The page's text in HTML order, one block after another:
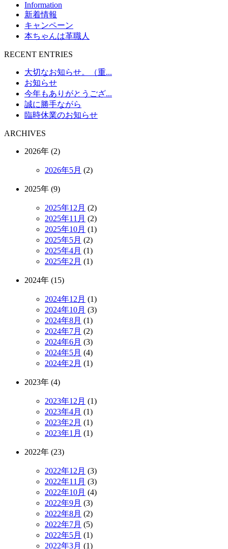
Information
新着情報
キャンペーン
本ちゃんは革職人
RECENT ENTRIES
大切なお知らせ。（重...
お知らせ
今年もありがとうござ...
誠に勝手ながら
臨時休業のお知らせ
ARCHIVES
2026年 (2)
2026年5月 (2)
2025年 (9)
2025年12月 (2)
2025年11月 (2)
2025年10月 (1)
2025年5月 (2)
2025年4月 (1)
2025年2月 (1)
2024年 (15)
2024年12月 (1)
2024年10月 (3)
2024年8月 (1)
2024年7月 (2)
2024年6月 (3)
2024年5月 (4)
2024年2月 (1)
2023年 (4)
2023年12月 (1)
2023年4月 (1)
2023年2月 (1)
2023年1月 (1)
2022年 (23)
2022年12月 (3)
2022年11月 (3)
2022年10月 (4)
2022年9月 (3)
2022年8月 (2)
2022年7月 (5)
2022年5月 (1)
2022年3月 (1)